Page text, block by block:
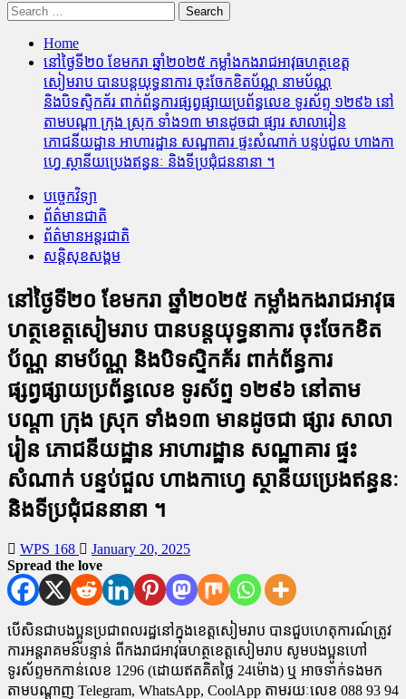
Search
for:
Home
នៅថ្ងៃទី២០ ខែមករា ឆ្នាំ២០២៥ កម្លាំងកងរាជអាវុធហត្ថខេត្ត
សៀមរាប បានបន្តយុទ្ធនាការ ចុះចែកខិតប័ណ្ណ នាមប័ណ្ណ
និងបិទស្ទិកគ័រ ពាក់ព័ន្ធការផ្សព្វផ្សាយប្រព័ន្ធលេខ ទូរស័ព្ទ ១២៩៦ នៅ
តាមបណ្តា ក្រុង ស្រុក ទាំង១៣ មានដូចជា ផ្សារ សាលារៀន
ភោជនីយដ្ឋាន អាហារដ្ឋាន សណ្ឋាគារ ផ្ទះសំណាក់ បន្ទប់ជួល ហាងកា
ហ្វេ ស្ថានីយប្រេងឥន្ធនៈ និងទីប្រជុំជននានា ។
បច្ចេកវិទ្យា
ព័ត៌មានជាតិ
ព័ត៌មានអន្តរជាតិ
សន្តិសុខសង្គម
នៅថ្ងៃទី២០ ខែមករា ឆ្នាំ២០២៥ កម្លាំងកងរាជអាវុធ
ហត្ថខេត្តសៀមរាប បានបន្តយុទ្ធនាការ ចុះចែកខិត
ប័ណ្ណ នាមប័ណ្ណ និងបិទស្ទិកគ័រ ពាក់ព័ន្ធការ
ផ្សព្វផ្សាយប្រព័ន្ធលេខ ទូរស័ព្ទ ១២៩៦ នៅតាម
បណ្តា ក្រុង ស្រុក ទាំង១៣ មានដូចជា ផ្សារ សាលា
រៀន ភោជនីយដ្ឋាន អាហារដ្ឋាន សណ្ឋាគារ ផ្ទះ
សំណាក់ បន្ទប់ជួល ហាងកាហ្វេ ស្ថានីយប្រេងឥន្ធនៈ
និងទីប្រជុំជននានា ។
WPS 168
January 20, 2025
Spread the love
បើសិនជាបងប្អូនប្រជាពលរដ្ឋនៅក្នុងខេត្តសៀមរាប បានជួបហេតុការណ៍ត្រូវ
ការអន្តរាគមន៍បន្ទាន់ ពីកងរាជអាវុធហត្ថខេត្តសៀមរាប សូមបងប្អូនហៅ
ទូរស័ព្ទមកកាន់លេខ 1296 (ដោយឥតគិតថ្លៃ 24ម៉ោង) ឬ អាចទាក់ទងមក
តាមបណ្តាញ Telegram, WhatsApp, CoolApp តាមរយៈលេខ 088 93 94